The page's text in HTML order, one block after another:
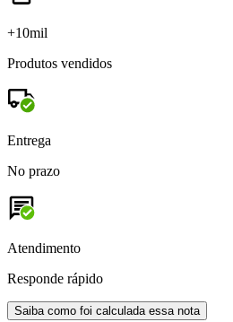
+10mil
Produtos vendidos
Entrega
No prazo
Atendimento
Responde rápido
Saiba como foi calculada essa nota